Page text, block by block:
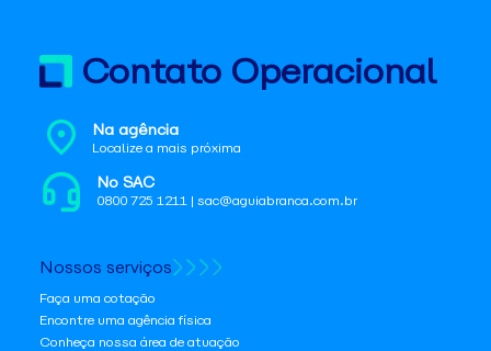
Contato Operacional
Na agência
Localize a mais próxima
No SAC
0800 725 1211 | sac@aguiabranca.com.br
Nossos serviços
Faça uma cotação
Encontre uma agência física
Conheça nossa área de atuação